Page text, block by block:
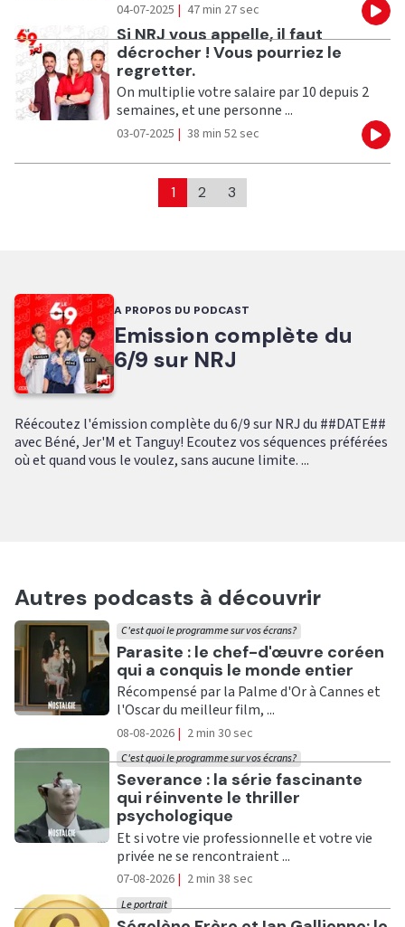
04-07-2025 | 47 min 27 sec
Ecouter
Si NRJ vous appelle, il faut
décrocher ! Vous pourriez le
regretter.
On multiplie votre salaire par 10 depuis 2
semaines, et une personne ...
03-07-2025 | 38 min 52 sec
1 2 3
A PROPOS DU PODCAST
Emission complète du
6/9 sur NRJ
Réécoutez l'émission complète du 6/9 sur NRJ du ##DATE##
avec Béné, Jer'M et Tanguy! Ecoutez vos séquences préférées
où et quand vous le voulez, sans aucune limite. ...
Autres podcasts à découvrir
Ecouter
Parasite : le chef-d'œuvre coréen
qui a conquis le monde entier
C'est quoi le programme sur vos écrans?
Récompensé par la Palme d'Or à Cannes et
l'Oscar du meilleur film, ...
08-08-2026 | 2 min 30 sec
Ecouter
Severance : la série fascinante
qui réinvente le thriller
psychologique
C'est quoi le programme sur vos écrans?
Et si votre vie professionnelle et votre vie
privée ne se rencontraient ...
07-08-2026 | 2 min 38 sec
Le portrait